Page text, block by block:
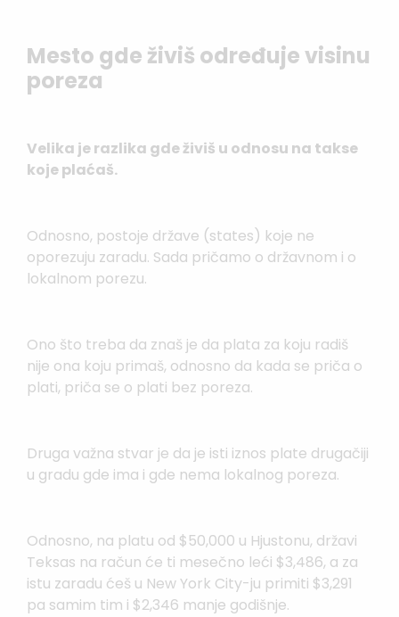
Mesto gde živiš određuje visinu
poreza
Velika je razlika gde živiš u odnosu na takse
koje plaćaš.
Odnosno, postoje države (states) koje ne
oporezuju zaradu. Sada pričamo o državnom i o
lokalnom porezu.
Ono što treba da znaš je da plata za koju radiš
nije ona koju primaš, odnosno da kada se priča o
plati, priča se o plati bez poreza.
Druga važna stvar je da je isti iznos plate drugačiji
u gradu gde ima i gde nema lokalnog poreza.
Odnosno, na platu od $50,000 u Hjustonu, državi
Teksas na račun će ti mesečno leći $3,486, a za
istu zaradu ćeš u New York City-ju primiti $3,291
pa samim tim i $2,346 manje godišnje.